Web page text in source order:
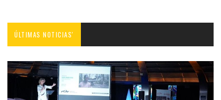
ÚLTIMAS NOTICIAS'